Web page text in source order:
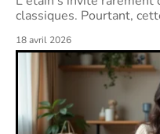
classiques. Pourtant,
18 avril 2026